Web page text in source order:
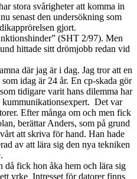
stora svårigheter att komma in
senast den undersökning som
gjort.
(SHT 2/97). Men
hittade sitt drömjobb redan vid
där jag är i dag. Jag tror att en
idag är 24 år. En cp-skada gör
tidigare varit hans dilemma har
Det var
Efter många om och men fick
berättar Anders, som på grund
att skriva för hand. Han hade
av att lära sig den nya tekniken
då fick hon åka hem och lära sig
yrke Intresset för datorer finns